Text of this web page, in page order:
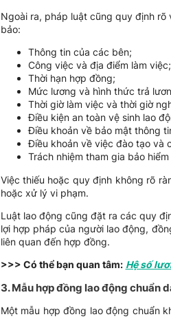
Ngoài ra, pháp luật cũng quy định
bảo:
Thông tin của các bên;
Công việc và địa điểm làm việc;
Thời hạn hợp đồng;
Mức lương và hình thức trả
Thời giờ làm việc và thời giờ
Điều kiện an toàn vệ sinh lao
Điều khoản về bảo mật thông
Điều khoản về việc đào tạo và
Trách nhiệm tham gia bảo
Việc thiếu hoặc quy định không rõ
hoặc xử lý vi phạm.
Luật lao động cũng đặt ra các quy
lợi hợp pháp của người lao động,
liên quan đến hợp đồng.
>>> Có thể bạn quan tâm: Hệ số
3. Mẫu hợp đồng lao động chuẩn
Một mẫu hợp đồng lao động chuẩn